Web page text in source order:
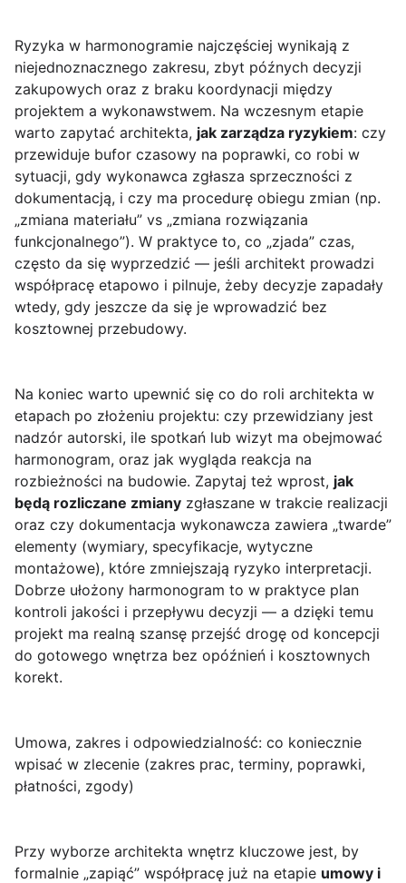
Ryzyka w harmonogramie najczęściej wynikają z
niejednoznacznego zakresu, zbyt późnych decyzji
zakupowych oraz z braku koordynacji między
projektem a wykonawstwem. Na wczesnym etapie
warto zapytać architekta, jak zarządza ryzykiem: czy
przewiduje bufor czasowy na poprawki, co robi w
sytuacji, gdy wykonawca zgłasza sprzeczności z
dokumentacją, i czy ma procedurę obiegu zmian (np.
„zmiana materiału” vs „zmiana rozwiązania
funkcjonalnego”). W praktyce to, co „zjada” czas,
często da się wyprzedzić — jeśli architekt prowadzi
współpracę etapowo i pilnuje, żeby decyzje zapadały
wtedy, gdy jeszcze da się je wprowadzić bez
kosztownej przebudowy.
Na koniec warto upewnić się co do roli architekta w
etapach po złożeniu projektu: czy przewidziany jest
nadzór autorski, ile spotkań lub wizyt ma obejmować
harmonogram, oraz jak wygląda reakcja na
rozbieżności na budowie. Zapytaj też wprost, jak
będą rozliczane zmiany zgłaszane w trakcie realizacji
oraz czy dokumentacja wykonawcza zawiera „twarde”
elementy (wymiary, specyfikacje, wytyczne
montażowe), które zmniejszają ryzyko interpretacji.
Dobrze ułożony harmonogram to w praktyce plan
kontroli jakości i przepływu decyzji — a dzięki temu
projekt ma realną szansę przejść drogę od koncepcji
do gotowego wnętrza bez opóźnień i kosztownych
korekt.
Umowa, zakres i odpowiedzialność: co koniecznie
wpisać w zlecenie (zakres prac, terminy, poprawki,
płatności, zgody)
Przy wyborze architekta wnętrz kluczowe jest, by
formalnie „zapiąć” współpracę już na etapie umowy i